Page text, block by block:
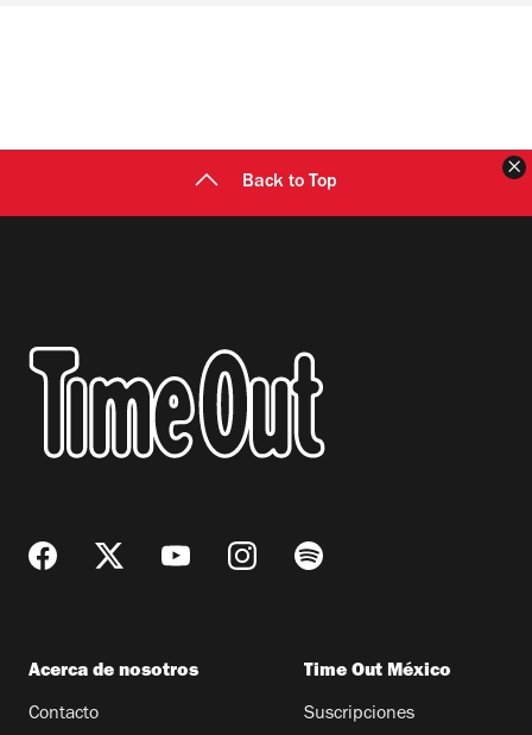
Back to Top
Acerca de nosotros
Contacto
Time Out México
Suscripciones